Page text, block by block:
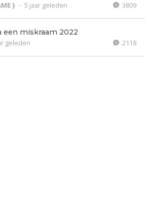
} - 5 jaar geleden 3809
een miskraam 2022
geleden 2118